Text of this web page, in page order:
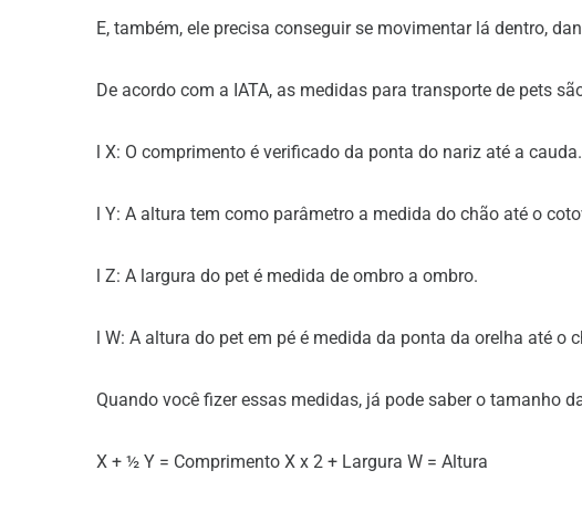
E, também, ele precisa conseguir se movimentar lá dentro,
De acordo com a IATA, as medidas para transporte de pets
l X: O comprimento é verificado da ponta do nariz até a cauda.
l Y: A altura tem como parâmetro a medida do chão até o
l Z: A largura do pet é medida de ombro a ombro.
l W: A altura do pet em pé é medida da ponta da orelha até o
Quando você fizer essas medidas, já pode saber o tamanho
X + ½ Y = Comprimento X x 2 + Largura W = Altura